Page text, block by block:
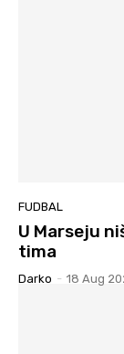
FUDBAL
U Marseju
tima
Darko - 18 Aug